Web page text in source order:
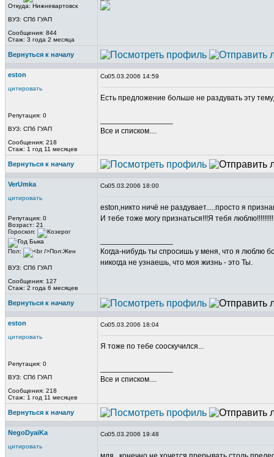
Откуда: Нижневартовск
ВУЗ: СПб ГУАП
Сообщения: 844
Стаж: 3 года 2 месяца
Вернуться к началу
eston
цитировать
Репутация: 0
ВУЗ: СПб ГУАП
Сообщения: 218
Стаж: 1 год 11 месяцев
05.03.2006 14:59
Есть предложение больше не раздувать эту
Все и списком....
Вернуться к началу
VerUmka
цитировать
Репутация: 0
Возраст: 21
Гороскоп:
Пол:
ВУЗ: СПб ГУАП
Сообщения: 127
Стаж: 2 года 6 месяцев
05.03.2006 18:00
eston,никто ничё не раздувает.....просто я
И тебе тоже могу признаться!!!Я тебя
Когда-нибудь ты спросишь у меня, что я люблю
никогда не узнаешь, что моя жизнь - это Ты.
Вернуться к началу
eston
цитировать
Репутация: 0
ВУЗ: СПб ГУАП
Сообщения: 218
Стаж: 1 год 11 месяцев
05.03.2006 18:04
Я тоже по тебе сооскучился...
Все и списком....
Вернуться к началу
NegoDyaiKa
цитировать
05.03.2006 19:48